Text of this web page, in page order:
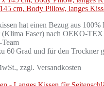
cm, Body Pillow, langes
hat einen Bezug aus
Faser) nach OEKO-TEX
60 Grad und für den Trockner
zzgl. Versandkosten